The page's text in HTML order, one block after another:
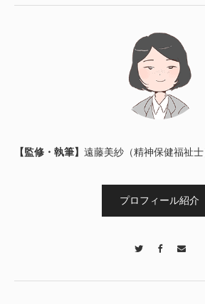
【監修・執筆】 遠藤美紗（精神保健福祉士
プロフィール紹介